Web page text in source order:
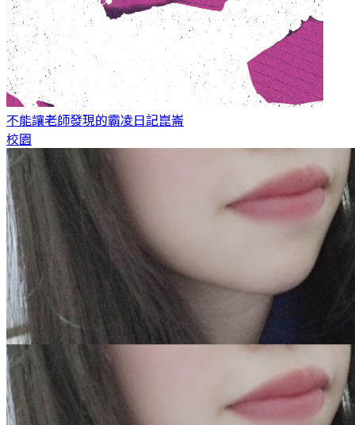
不能讓老師發現的霸凌日記崑崙
校園